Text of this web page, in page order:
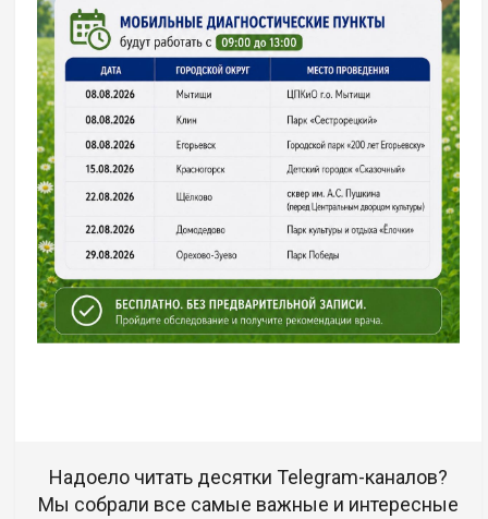
Надоело читать десятки Telegram-каналов?
Мы собрали все самые важные и интересные